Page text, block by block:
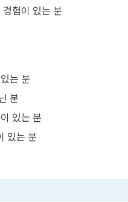
험이 있는 분
는 분
분
있는 분
있는 분